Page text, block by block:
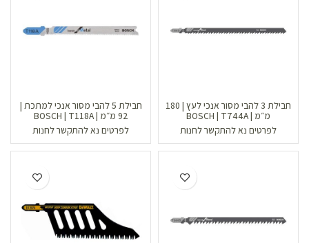
חבילת 3 להבי מסור אנכי לעץ | 180
מ״מ | BOSCH | T744A
לפרטים נא להתקשר לחנות
חבילת 5 להבי מסור אנכי למתכת |
92 מ״מ | BOSCH | T118A
לפרטים נא להתקשר לחנות